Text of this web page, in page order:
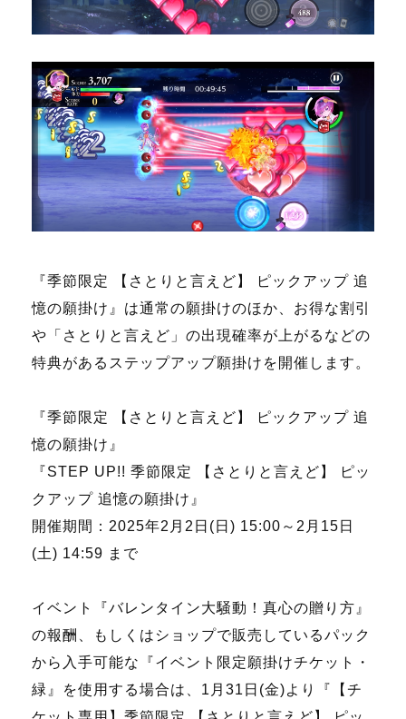
『季節限定 【さとりと言えど】 ピックアップ 追
憶の願掛け』は通常の願掛けのほか、お得な割引
や「さとりと言えど」の出現確率が上がるなどの
特典があるステップアップ願掛けを開催します。
『季節限定 【さとりと言えど】 ピックアップ 追
憶の願掛け』
『STEP UP!! 季節限定 【さとりと言えど】 ピッ
クアップ 追憶の願掛け』
開催期間：2025年2月2日(日) 15:00～2月15日
(土) 14:59 まで
イベント『バレンタイン大騒動！真心の贈り方』
の報酬、もしくはショップで販売しているパック
から入手可能な『イベント限定願掛けチケット・
緑』を使用する場合は、1月31日(金)より『【チ